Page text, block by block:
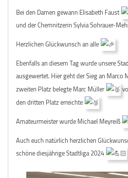
Bei den Damen gewann Elisabeth Faust
und der Chemnitzerin Sylvia Sohrauer-
Herzlichen Glückwunschan alle
Ebenfalls an diesem Tag wurde unsere
ausgewertet. Hier geht der Sieg an Marco
zweiten Platz belegte Marc Müller
den dritten Platz erreichte
Amateurmeister wurde Michael Meyreiß
Auch euch natürlich herzlichen
schöne diesjährige Stadtliga 2024